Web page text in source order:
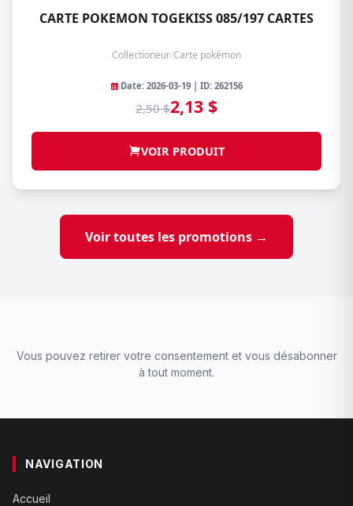
CARTE POKEMON TOGEKISS 085/197 CARTES
Collectioneur/Carte pokémon
Date: 2026-03-19 | ID: 262156
2,50 $2,13 $
VOIR PRODUIT
Voir toutes les promotions →
Vous pouvez retirer votre consentement et vous désabonner
à tout moment.
NAVIGATION
Accueil